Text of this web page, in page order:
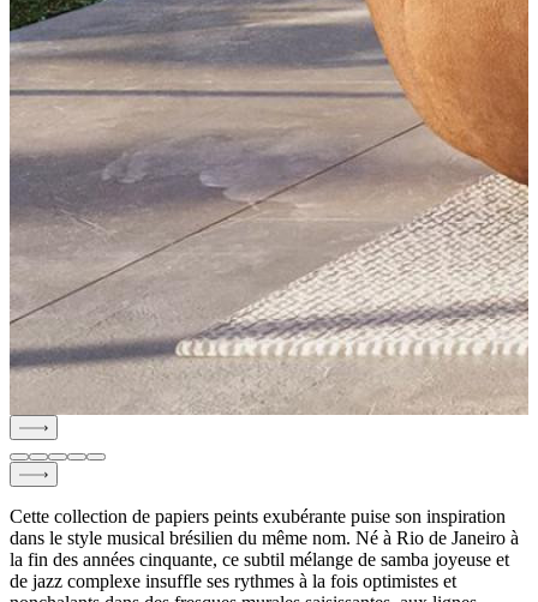
Cette collection de papiers peints exubérante puise son inspiration
dans le style musical brésilien du même nom. Né à Rio de Janeiro à
la fin des années cinquante, ce subtil mélange de samba joyeuse et
de jazz complexe insuffle ses rythmes à la fois optimistes et